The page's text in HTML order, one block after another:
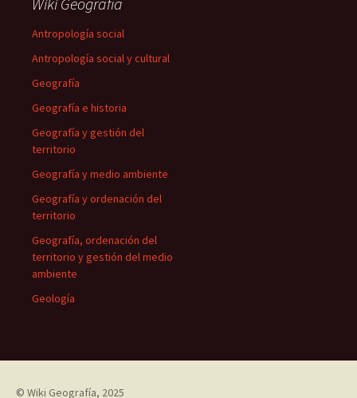
Antropología social
Antropología social y cultural
Geografía
Geografía e historia
Geografía y gestión del
territorio
Geografía y medio ambiente
Geografía y ordenación del
territorio
Geografía, ordenación del
territorio y gestión del medio
ambiente
Geología
© Wiki Geografía, 2025